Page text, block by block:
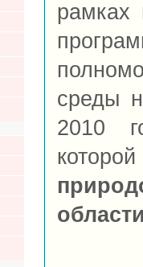
рамках
среды
2010